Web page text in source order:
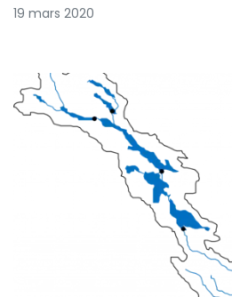
19 mars 2020